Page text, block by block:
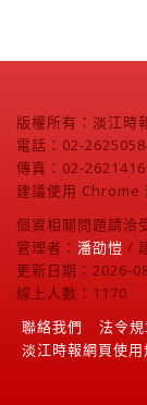
版權所有：淡江時
電話：02-
傳真：02-
建議使用 Chrome
個資相關問題請洽
管理者： 潘劭愷 /
更新日期：2026-
線上人數：1170
聯絡我們
法令
淡江時報網頁使用